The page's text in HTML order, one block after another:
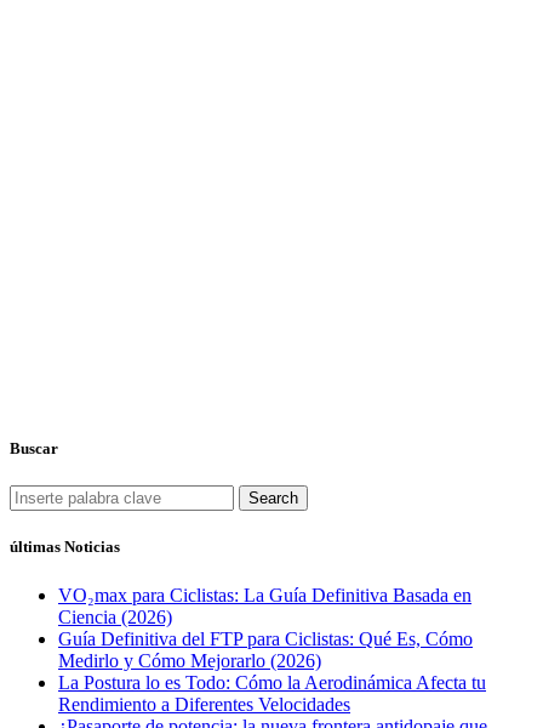
Buscar
Search
últimas Noticias
VO₂max para Ciclistas: La Guía Definitiva Basada en
Ciencia (2026)
Guía Definitiva del FTP para Ciclistas: Qué Es, Cómo
Medirlo y Cómo Mejorarlo (2026)
La Postura lo es Todo: Cómo la Aerodinámica Afecta tu
Rendimiento a Diferentes Velocidades